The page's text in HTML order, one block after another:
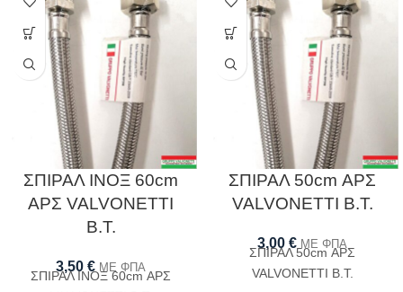
ΣΠΙΡΑΛ ΙΝΟΞ 60cm
ΑΡΣ VALVONETTI
B.T.
3,50 € ΜΕ ΦΠΑ
ΣΠΙΡΑΛ ΙΝΟΞ 60cm ΑΡΣ
ΣΠΙΡΑΛ 50cm ΑΡΣ
VALVONETTI B.T.
3,00 € ΜΕ ΦΠΑ
ΣΠΙΡΑΛ 50cm ΑΡΣ
VALVONETTI B.T.